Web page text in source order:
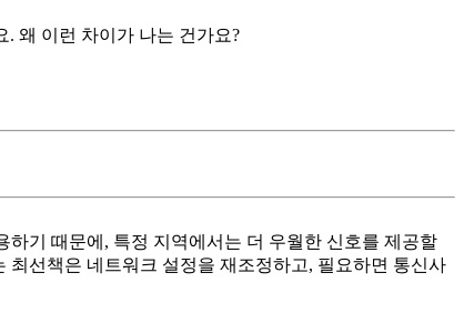
왜 이런 차이가 나는 건가요?
기 때문에, 특정 지역에서는 더 우월한 신호를 제공할
선책은 네트워크 설정을 재조정하고, 필요하면 통신사